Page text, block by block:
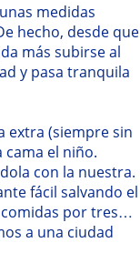
medidas
hecho, desde que
más subirse al
y pasa tranquila
extra (siempre sin
cama el niño.
con la nuestra.
fácil salvando el
comidas por tres…
a una ciudad